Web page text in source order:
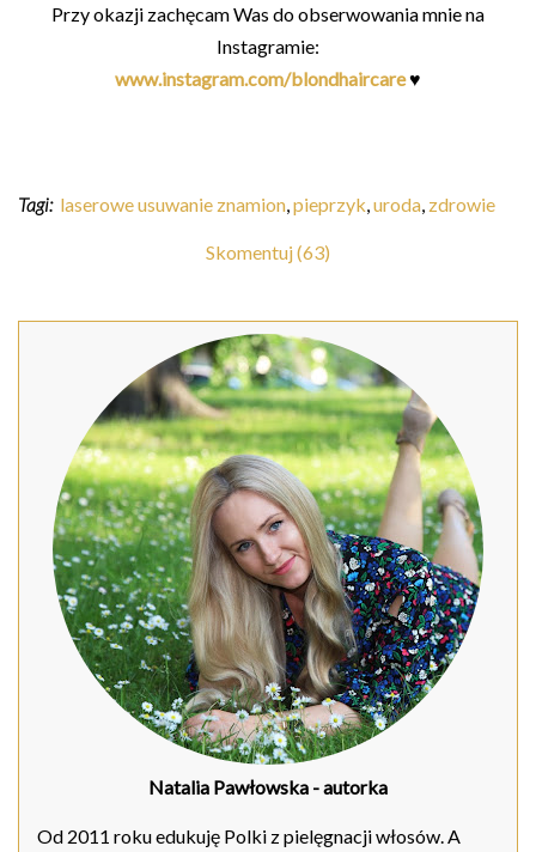
Przy okazji zachęcam Was do obserwowania mnie na
Instagramie:
www.instagram.com/blondhaircare♥
Tagi: laserowe usuwanie znamion,pieprzyk,uroda, zdrowie
Skomentuj (63)
Natalia Pawłowska - autorka
Od 2011 roku edukuję Polki z pielęgnacji włosów. A